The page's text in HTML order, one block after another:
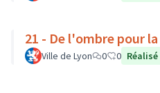
21 - De l'ombre pour
Ville de Lyon 0 0 Réalisé